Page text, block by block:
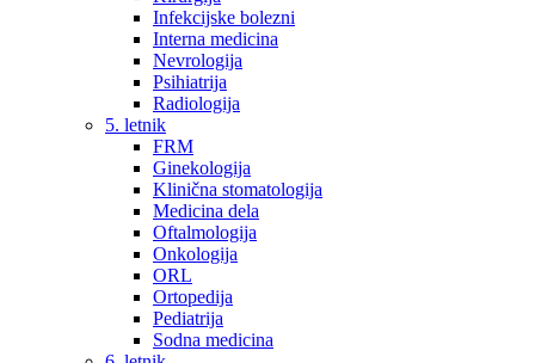
Infekcijske bolezni
Interna medicina
Nevrologija
Psihiatrija
Radiologija
5. letnik
FRM
Ginekologija
Klinična stomatologija
Medicina dela
Oftalmologija
Onkologija
ORL
Ortopedija
Pediatrija
Sodna medicina